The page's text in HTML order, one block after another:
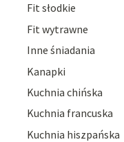
Fit słodkie
Fit wytrawne
Inne śniadania
Kanapki
Kuchnia chińska
Kuchnia francuska
Kuchnia hiszpańska